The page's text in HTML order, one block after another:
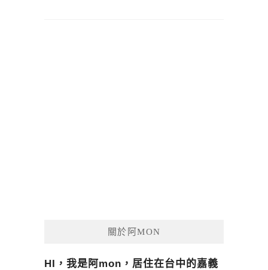
關於阿MON
HI，我是阿mon，居住在台中的嘉義